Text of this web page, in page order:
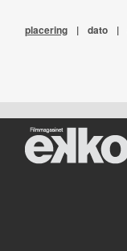
placering | dato |